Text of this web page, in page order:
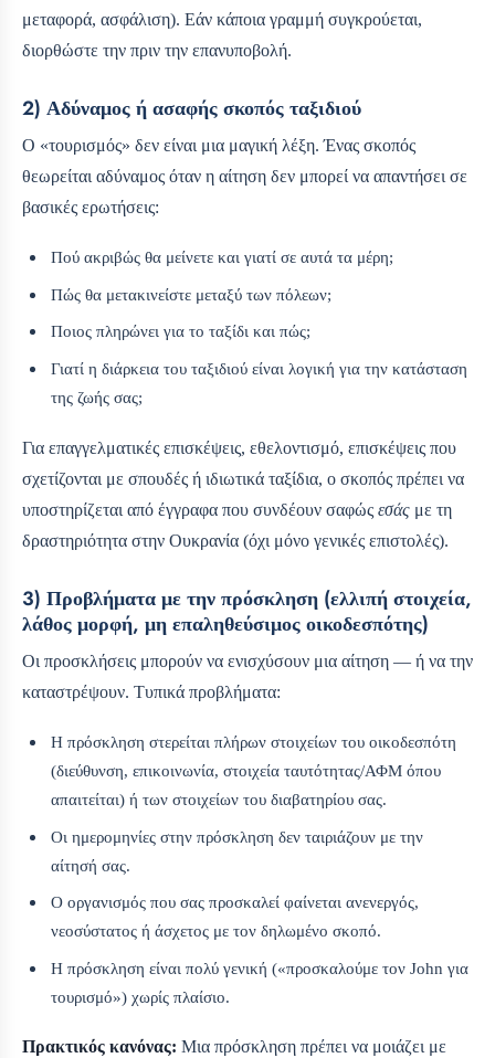
μεταφορά, ασφάλιση). Εάν κάποια γραμμή συγκρούεται,
διορθώστε την πριν την επανυποβολή.
2) Αδύναμος ή ασαφής σκοπός ταξιδιού
Ο «τουρισμός» δεν είναι μια μαγική λέξη. Ένας σκοπός
θεωρείται αδύναμος όταν η αίτηση δεν μπορεί να απαντήσει σε
βασικές ερωτήσεις:
Πού ακριβώς θα μείνετε και γιατί σε αυτά τα μέρη;
Πώς θα μετακινείστε μεταξύ των πόλεων;
Ποιος πληρώνει για το ταξίδι και πώς;
Γιατί η διάρκεια του ταξιδιού είναι λογική για την κατάσταση
της ζωής σας;
Για επαγγελματικές επισκέψεις, εθελοντισμό, επισκέψεις που
σχετίζονται με σπουδές ή ιδιωτικά ταξίδια, ο σκοπός πρέπει να
υποστηρίζεται από έγγραφα που συνδέουν σαφώς εσάς με τη
δραστηριότητα στην Ουκρανία (όχι μόνο γενικές επιστολές).
3) Προβλήματα με την πρόσκληση (ελλιπή στοιχεία,
λάθος μορφή, μη επαληθεύσιμος οικοδεσπότης)
Οι προσκλήσεις μπορούν να ενισχύσουν μια αίτηση — ή να την
καταστρέψουν. Τυπικά προβλήματα:
Η πρόσκληση στερείται πλήρων στοιχείων του οικοδεσπότη
(διεύθυνση, επικοινωνία, στοιχεία ταυτότητας/ΑΦΜ όπου
απαιτείται) ή των στοιχείων του διαβατηρίου σας.
Οι ημερομηνίες στην πρόσκληση δεν ταιριάζουν με την
αίτησή σας.
Ο οργανισμός που σας προσκαλεί φαίνεται ανενεργός,
νεοσύστατος ή άσχετος με τον δηλωμένο σκοπό.
Η πρόσκληση είναι πολύ γενική («προσκαλούμε τον John για
τουρισμό») χωρίς πλαίσιο.
Πρακτικός κανόνας: Μια πρόσκληση πρέπει να μοιάζει με